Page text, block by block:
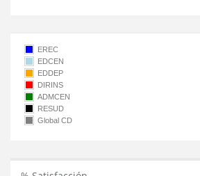
EREC
EDCEN
EDDEP
DIRINS
ADMCEN
RESUD
Global CD